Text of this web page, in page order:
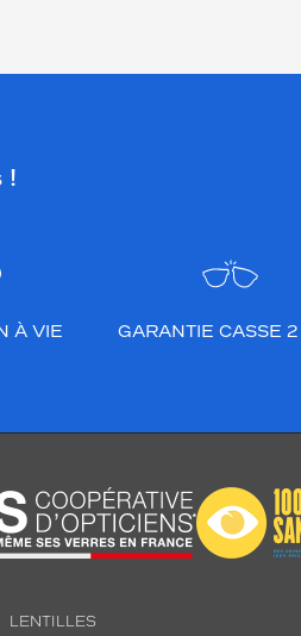
!
À VIE GARANTIE CASSE
LENTILLES